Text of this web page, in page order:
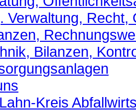
Verwaltung, Recht,
Bilanzen,
Kreis